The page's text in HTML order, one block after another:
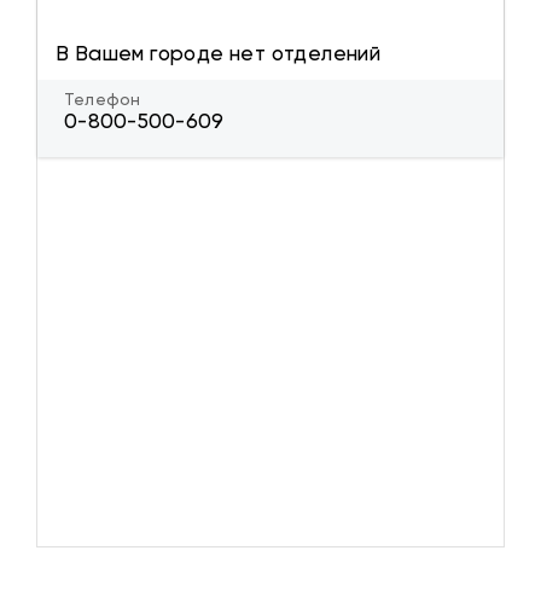
В Вашем городе нет отделений
Телефон
0-800-500-609